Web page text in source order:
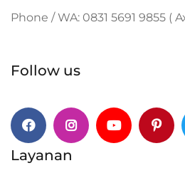
Phone / WA: 0831 5691 9855 (
Follow us
FacebookInstagram
Layanan